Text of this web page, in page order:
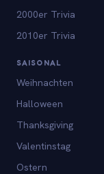
2000er Trivia
2010er Trivia
SAISONAL
Weihnachten
Halloween
Thanksgiving
Valentinstag
Ostern